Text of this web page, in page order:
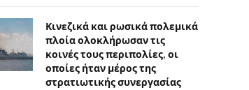
Κινεζικά και ρωσικά πολεμικά
πλοία ολοκλήρωσαν τις
κοινές τους περιπολίες, οι
οποίες ήταν μέρος της
στρατιωτικής συνεργασίας